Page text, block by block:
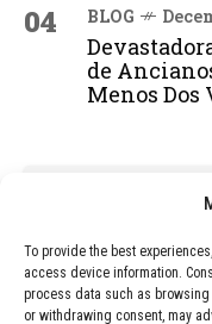
To provide the best
access device information.
process data such as
or withdrawing consent, may
04 BLOG
de
Menos